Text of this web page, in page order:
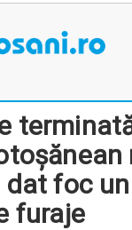
dat foc
furaje